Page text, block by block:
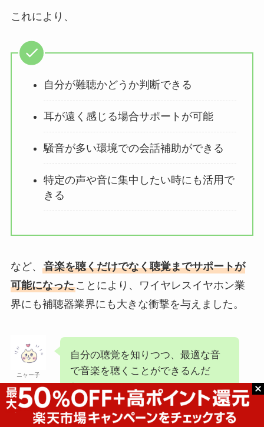
これにより、
自分が難聴かどうか判断できる
耳が遠く感じる場合サポートが可能
騒音が多い環境での会話補助ができる
特定の声や音に集中したい時にも活用で
きる
など、 音楽を聴くだけでなく聴覚までサポートが
可能になったことにより、ワイヤレスイヤホン業
界にも補聴器業界にも大きな衝撃を与えました。
ニャー子
自分の聴覚を知りつつ、最適な音
で音楽を聴くことができるんだ
ね！